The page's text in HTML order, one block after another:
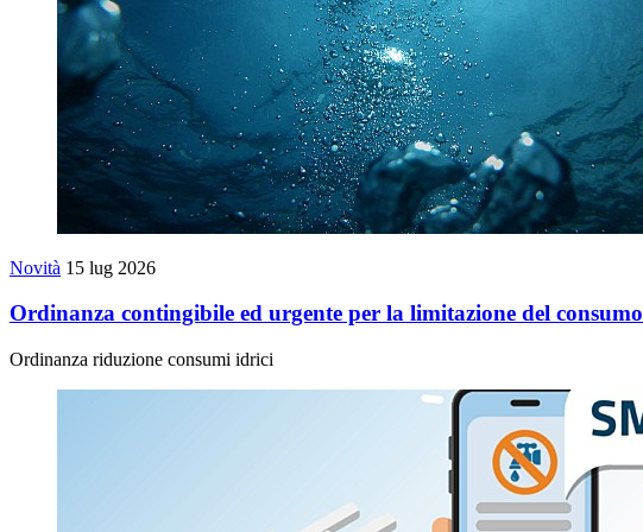
Novità 15 lug 2026
Ordinanza contingibile ed urgente per la limitazione del
Ordinanza riduzione consumi idrici